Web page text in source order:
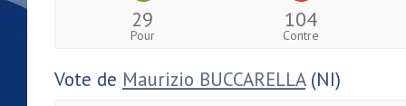
29
Pour
104
Contre
Vote de Maurizio BUCCARELLA(NI)